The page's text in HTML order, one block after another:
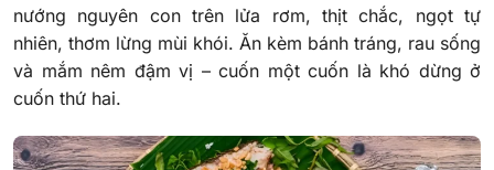
nướng nguyên con trên lửa rơm, thịt chắc, ngọt tự
nhiên, thơm lừng mùi khói. Ăn kèm bánh tráng, rau sống
và mắm nêm đậm vị – cuốn một cuốn là khó dừng ở
cuốn thứ hai.